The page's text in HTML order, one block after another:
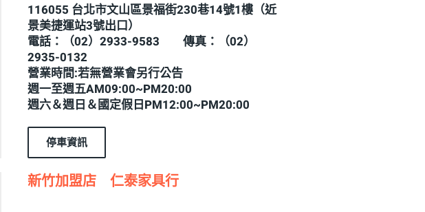
116055 台北市文山區景福街230巷14號1樓（近
景美捷運站3號出口）
電話：（02）2933-9583 傳真：（02）
2935-0132
營業時間:若無營業會另行公告
週一至週五AM09:00~PM20:00
週六＆週日＆國定假日PM12:00~PM20:00
停車資訊
新竹加盟店 仁泰家具行